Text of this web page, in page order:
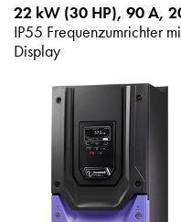
22 kW (30 HP), 90 A,
IP55 Frequenzumrichter
Display